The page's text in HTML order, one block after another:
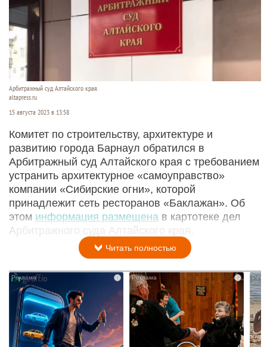
Арбитражный суд Алтайского края.
altapress.ru
15 августа 2023 в 13:58
Комитет по строительству, архитектуре и
развитию города Барнаул обратился в
Арбитражный суд Алтайского края с требованием
устранить архитектурное «самоуправство»
компании «Сибирские огни», которой
принадлежит сеть ресторанов «Баклажан». Об
этом информация размещена в картотеке дел
Арбитражного суда Алтайского края.
Читать полностью
i i